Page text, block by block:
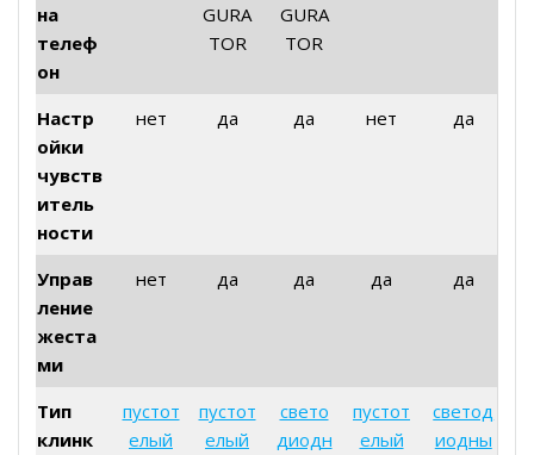
на
телеф
он
GURA
TOR
GURA
TOR
Настр
ойки
чувств
итель
ности
нет да да нет да
Управ
ление
жеста
ми
нет да да да да
Тип
клинк
пустот
елый
пустот
елый
свето
диодн
пустот
елый
светод
иодны